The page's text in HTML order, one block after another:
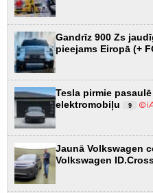
Gandrīz 900 Zs
pieejams Eiropā (+
Tesla pirmie
elektromobiļu
9
Jaunā Volkswagen
Volkswagen